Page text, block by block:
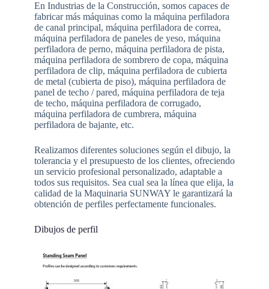
En Industrias de la Construcción, somos capaces de
fabricar más máquinas como la máquina perfiladora
de canal principal, máquina perfiladora de correa,
máquina perfiladora de paneles de yeso, máquina
perfiladora de perno, máquina perfiladora de pista,
máquina perfiladora de sombrero de copa, máquina
perfiladora de clip, máquina perfiladora de cubierta
de metal (cubierta de piso), máquina perfiladora de
panel de techo / pared, máquina perfiladora de teja
de techo, máquina perfiladora de corrugado,
máquina perfiladora de cumbrera, máquina
perfiladora de bajante, etc.
Realizamos diferentes soluciones según el dibujo, la
tolerancia y el presupuesto de los clientes, ofreciendo
un servicio profesional personalizado, adaptable a
todos sus requisitos. Sea cual sea la línea que elija, la
calidad de la Maquinaria SUNWAY le garantizará la
obtención de perfiles perfectamente funcionales.
Dibujos de perfil